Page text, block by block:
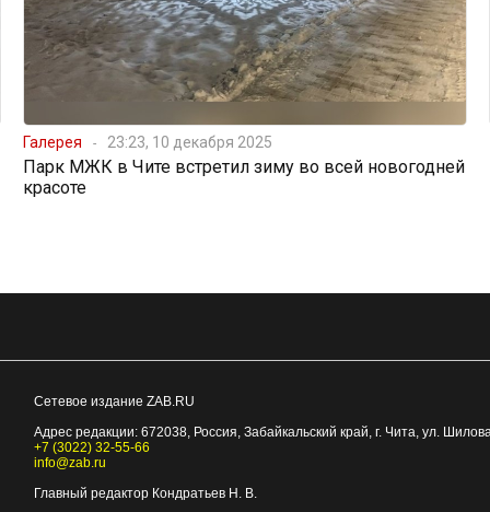
Галерея 23:23, 10 декабря 2025
Парк МЖК в Чите встретил зиму во всей новогодней
красоте
Сетевое издание ZAB.RU
Адрес редакции: 672038, Россия, Забайкальский край, г. Чита, ул.
+7 (3022) 32-55-66
info@zab.ru
Главный редактор Кондратьев Н. В.